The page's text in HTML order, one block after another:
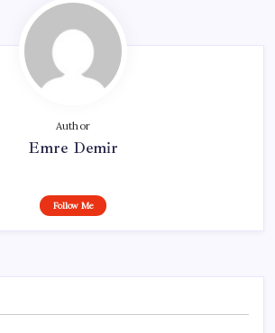
Author
Emre Demir
Follow Me